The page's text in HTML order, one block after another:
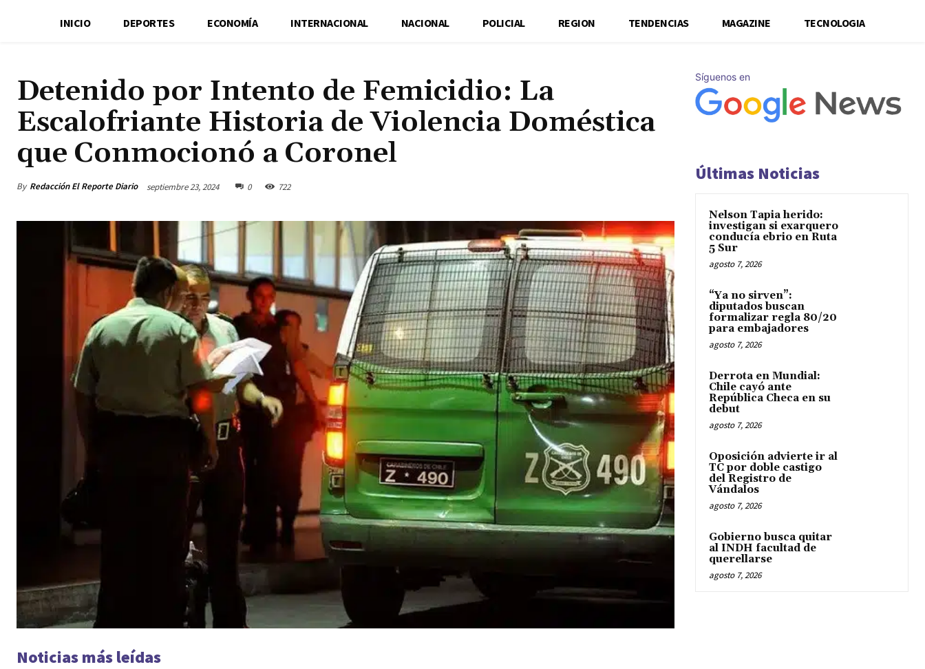
INICIO DEPORTES ECONOMÍA INTERNACIONAL NACIONAL POLICIAL REGION TENDENCIAS MAGAZINE TECNOLOGIA
Detenido por Intento de Femicidio: La
Escalofriante Historia de Violencia Doméstica
que Conmocionó a Coronel
By Redacción El Reporte Diario septiembre 23, 2024 0 722
Noticias más leídas
Síguenos en
Últimas Noticias
Nelson Tapia herido:
investigan si exarquero
conducía ebrio en Ruta
5 Sur
agosto 7, 2026
“Ya no sirven”:
diputados buscan
formalizar regla 80/20
para embajadores
agosto 7, 2026
Derrota en Mundial:
Chile cayó ante
República Checa en su
debut
agosto 7, 2026
Oposición advierte ir al
TC por doble castigo
del Registro de
Vándalos
agosto 7, 2026
Gobierno busca quitar
al INDH facultad de
querellarse
agosto 7, 2026